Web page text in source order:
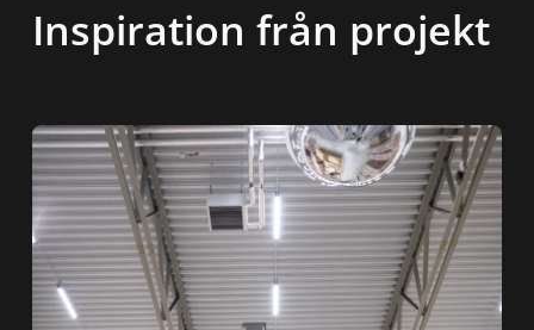
Inspiration från projekt